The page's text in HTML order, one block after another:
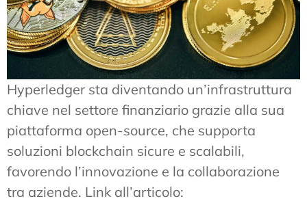
Hyperledger sta diventando un’infrastruttura
chiave nel settore finanziario grazie alla sua
piattaforma open-source, che supporta
soluzioni blockchain sicure e scalabili,
favorendo l’innovazione e la collaborazione
tra aziende. Link all’articolo: